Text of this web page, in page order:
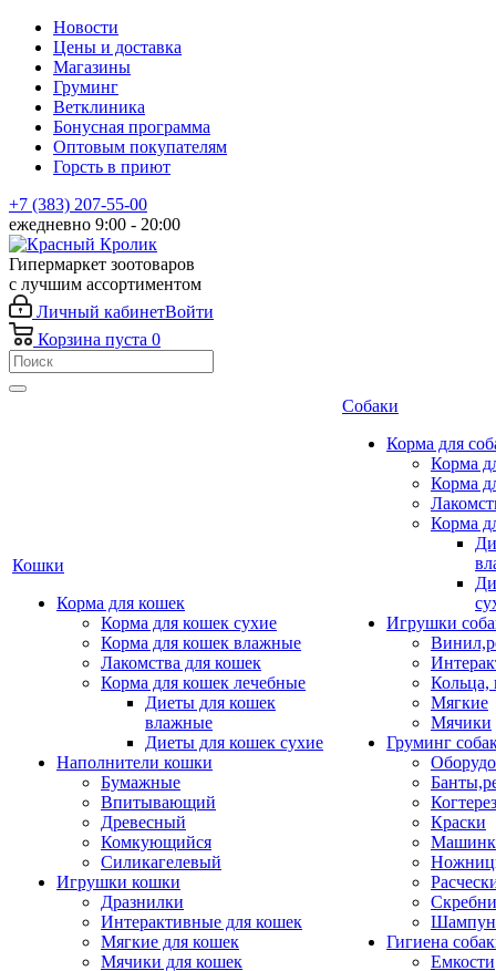
Новости
Цены и доставка
Магазины
Груминг
Ветклиника
Бонусная программа
Оптовым покупателям
Горсть в приют
+7 (383) 207-55-00
ежедневно 9:00 - 20:00
Гипермаркет зоотоваров
с лучшим ассортиментом
Личный кабинетВойти
Корзина пуста 0
Кошки
Корма для кошек
Корма для кошек сухие
Корма для кошек влажные
Лакомства для кошек
Корма для кошек лечебные
Диеты для кошек
влажные
Диеты для кошек сухие
Наполнители кошки
Бумажные
Впитывающий
Древесный
Комкующийся
Силикагелевый
Игрушки кошки
Дразнилки
Интерактивные для кошек
Мягкие для кошек
Мячики для кошек
Собаки
Корма для
Корма
Корма
Корма
Игрушки
Кольца,
Мягкие
Мячики
Груминг
Краски
Гигиена
Емкости